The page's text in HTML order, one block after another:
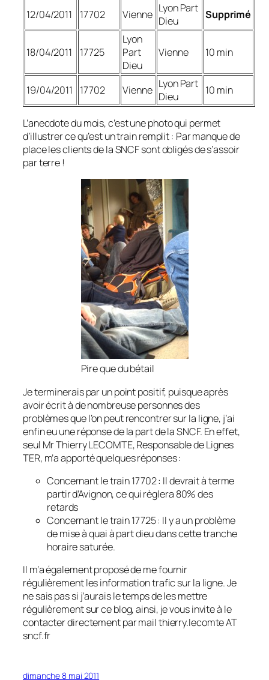
12/04/2011 17702 Vienne Lyon Part
Dieu
Supprimé
18/04/2011 17725
Lyon
Part
Dieu
Vienne 10 min
19/04/2011 17702 Vienne Lyon Part
Dieu
10 min
L’anecdote du mois, c’est une photo qui permet
d’illustrer ce qu’est un train remplit : Par manque de
place les clients de la SNCF sont obligés de s’assoir
par terre !
Pire que du bétail
Je terminerais par un point positif, puisque après
avoir écrit à de nombreuse personnes des
problèmes que l’on peut rencontrer sur la ligne, j’ai
enfin eu une réponse de la part de la SNCF. En effet,
seul Mr Thierry LECOMTE, Responsable de Lignes
TER, m’a apporté quelques réponses :
Concernant le train 17702 : Il devrait à terme
partir d’Avignon, ce qui règlera 80% des
retards
Concernant le train 17725 : Il y a un problème
de mise à quai à part dieu dans cette tranche
horaire saturée.
Il m’a également proposé de me fournir
régulièrement les information trafic sur la ligne. Je
ne sais pas si j’aurais le temps de les mettre
régulièrement sur ce blog, ainsi, je vous invite à le
contacter directement par mail thierry.lecomte AT
sncf.fr
dimanche 8 mai 2011